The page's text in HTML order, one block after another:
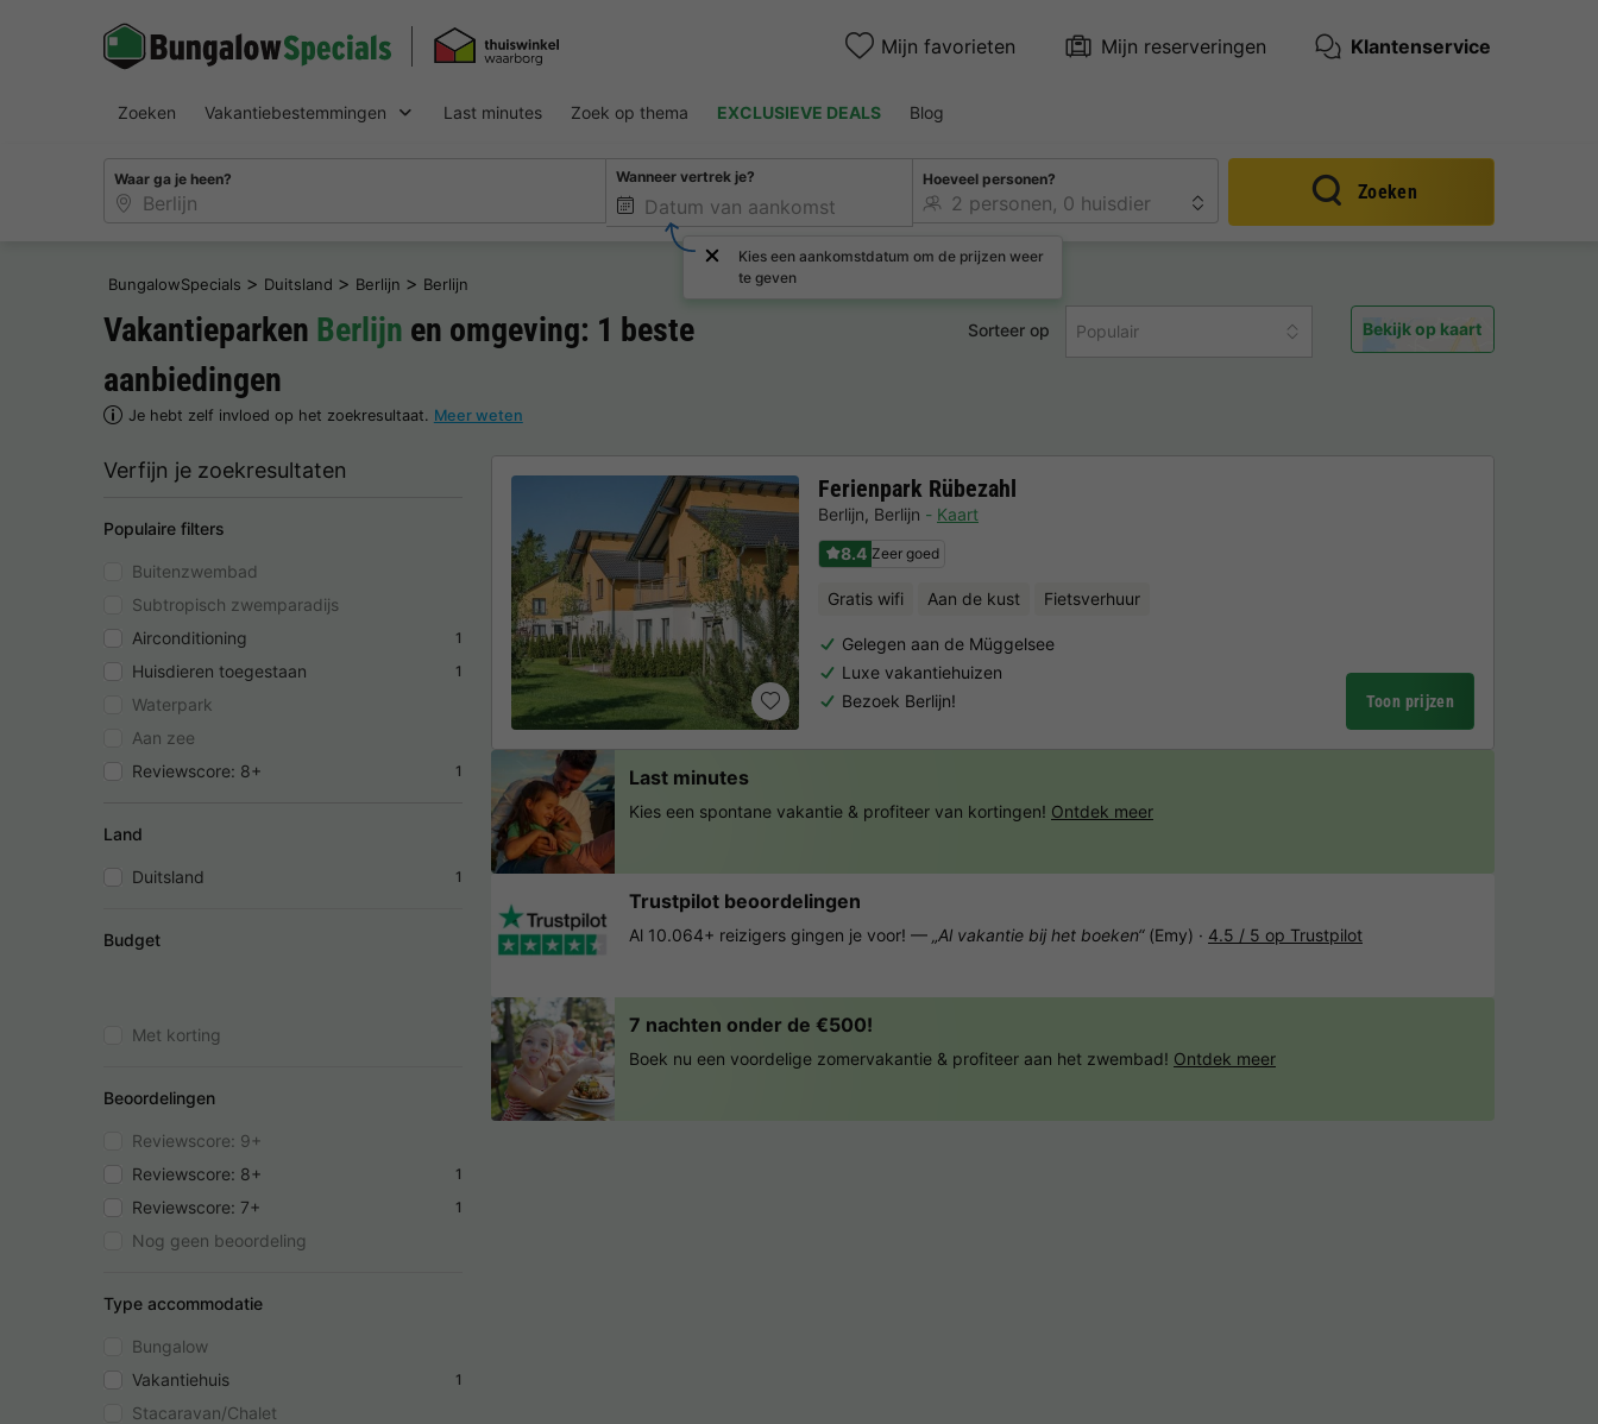
Mijn favorieten Mijn reserveringen Klantenservice
Zoeken Vakantiebestemmingen Last minutes Zoek op thema EXCLUSIEVE DEALS Blog
Waar ga je heen? Wanneer vertrek je?
Kies een aankomstdatum om de prijzen weer
te geven
Hoeveel personen?
Zoeken
BungalowSpecials > Duitsland > Berlijn > Berlijn
Vakantieparken Berlijn en omgeving: 1 beste
aanbiedingen
Je hebt zelf invloed op het zoekresultaat. Meer weten
Sorteer op Populair Bekijk op kaart
Verfijn je zoekresultaten
Populaire filters
Buitenzwembad
Subtropisch zwemparadijs
Airconditioning
1
Huisdieren toegestaan 1
Waterpark
Aan zee
Reviewscore: 8+
1
Land
Duitsland 1
Budget
Met korting
Beoordelingen
Reviewscore: 9+
Reviewscore: 8+
1
Reviewscore: 7+ 1
Nog geen beoordeling
Type accommodatie
Bungalow
Vakantiehuis
1
Stacaravan/Chalet
Ferienpark Rübezahl
Berlijn, Berlijn
Kaart
8.4 Zeer goed
Gratis wifi Aan de kust Fietsverhuur
Gelegen aan de Müggelsee
Luxe vakantiehuizen
Bezoek Berlijn!
Toon prijzen
Last minutes
Kies een spontane vakantie & profiteer van kortingen! Ontdek meer
Trustpilot beoordelingen
Al 10.064+ reizigers gingen je voor! — „Al vakantie bij het boeken“(Emy) · 4.5 / 5 op Trustpilot
7 nachten onder de €500!
Boek nu een voordelige zomervakantie & profiteer aan het zwembad! Ontdek meer